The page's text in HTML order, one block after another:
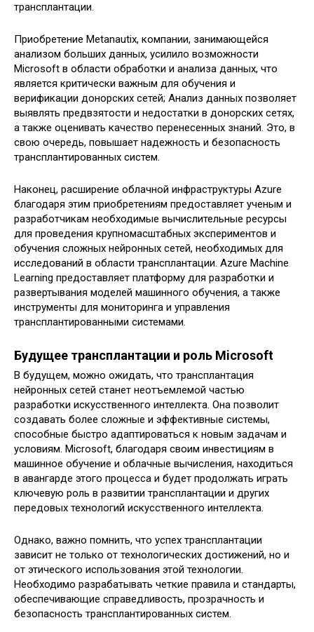
трансплантации.
Приобретение Metanautix, компании, занимающейся
анализом больших данных, усилило возможности
Microsoft в области обработки и анализа данных, что
является критически важным для обучения и
верификации донорских сетей; Анализ данных позволяет
выявлять предвзятости и недостатки в донорских сетях,
а также оценивать качество перенесенных знаний. Это, в
свою очередь, повышает надежность и безопасность
трансплантированных систем.
Наконец, расширение облачной инфраструктуры Azure
благодаря этим приобретениям предоставляет ученым и
разработчикам необходимые вычислительные ресурсы
для проведения крупномасштабных экспериментов и
обучения сложных нейронных сетей, необходимых для
исследований в области трансплантации. Azure Machine
Learning предоставляет платформу для разработки и
развертывания моделей машинного обучения, а также
инструменты для мониторинга и управления
трансплантированными системами.
Будущее трансплантации и роль Microsoft
В будущем, можно ожидать, что трансплантация
нейронных сетей станет неотъемлемой частью
разработки искусственного интеллекта. Она позволит
создавать более сложные и эффективные системы,
способные быстро адаптироваться к новым задачам и
условиям. Microsoft, благодаря своим инвестициям в
машинное обучение и облачные вычисления, находиться
в авангарде этого процесса и будет продолжать играть
ключевую роль в развитии трансплантации и других
передовых технологий искусственного интеллекта.
Однако, важно помнить, что успех трансплантации
зависит не только от технологических достижений, но и
от этического использования этой технологии.
Необходимо разрабатывать четкие правила и стандарты,
обеспечивающие справедливость, прозрачность и
безопасность трансплантированных систем.